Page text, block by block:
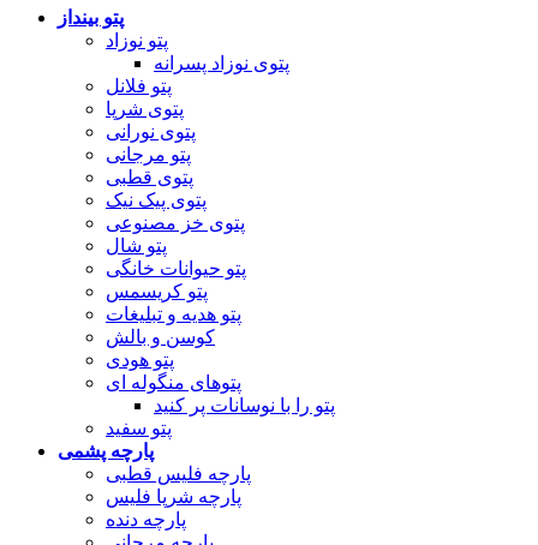
پتو بینداز
پتو نوزاد
پتوی نوزاد پسرانه
پتو فلانل
پتوی شرپا
پتوی نورانی
پتو مرجانی
پتوی قطبی
پتوی پیک نیک
پتوی خز مصنوعی
پتو شال
پتو حیوانات خانگی
پتو کریسمس
پتو هدیه و تبلیغات
کوسن و بالش
پتو هودی
پتوهای منگوله ای
پتو را با نوسانات پر کنید
پتو سفید
پارچه پشمی
پارچه فلیس قطبی
پارچه شرپا فلیس
پارچه دنده